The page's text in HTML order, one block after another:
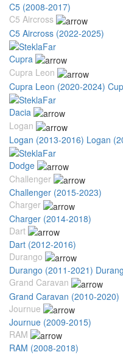
C5 (2008-2017)
C5 Aircross
C5 Aircross (2022-2025)
Cupra
Cupra Leon
Cupra Leon (2020-2024)
Dacia
Logan
Logan (2013-2016) Logan
Dodge
Challenger
Challenger (2015-2023)
Charger
Charger (2014-2018)
Dart
Dart (2012-2016)
Durango
Durango (2011-2021)
Grand Caravan
Grand Caravan (2010-2020)
Journue
Journue (2009-2015)
RAM
RAM (2008-2018)